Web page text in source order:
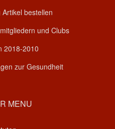
bestellen
und Clubs
2018-2010
zur Gesundheit
MENU